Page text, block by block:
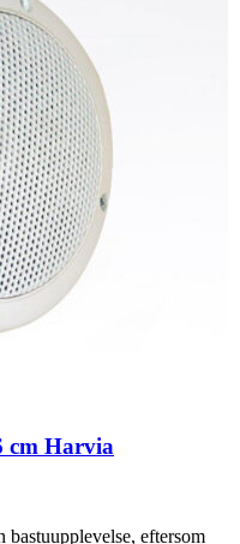
cm Harvia
bastuupplevelse, eftersom